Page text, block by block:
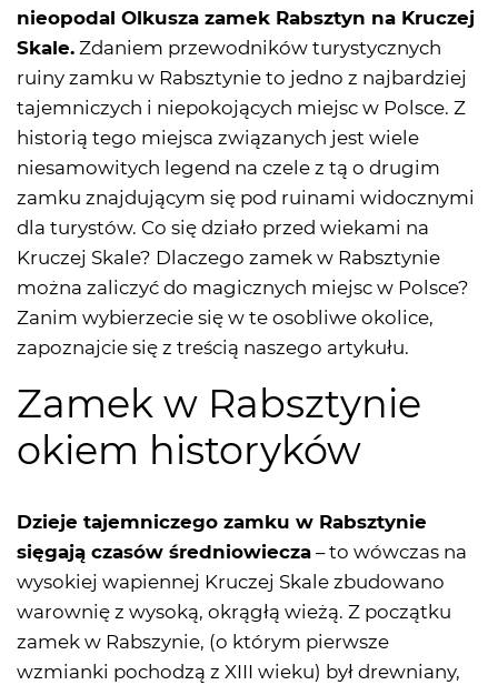
nieopodal Olkusza zamek Rabsztyn na Kruczej
Skale. Zdaniem przewodników turystycznych
ruiny zamku w Rabsztynie to jedno z najbardziej
tajemniczych i niepokojących miejsc w Polsce. Z
historią tego miejsca związanych jest wiele
niesamowitych legend na czele z tą o drugim
zamku znajdującym się pod ruinami widocznymi
dla turystów. Co się działo przed wiekami na
Kruczej Skale? Dlaczego zamek w Rabsztynie
można zaliczyć do magicznych miejsc w Polsce?
Zanim wybierzecie się w te osobliwe okolice,
zapoznajcie się z treścią naszego artykułu.
Zamek w Rabsztynie
okiem historyków
Dzieje tajemniczego zamku w Rabsztynie
sięgają czasów średniowiecza – to wówczas na
wysokiej wapiennej Kruczej Skale zbudowano
warownię z wysoką, okrągłą wieżą. Z początku
zamek w Rabszynie, (o którym pierwsze
wzmianki pochodzą z XIII wieku) był drewniany,